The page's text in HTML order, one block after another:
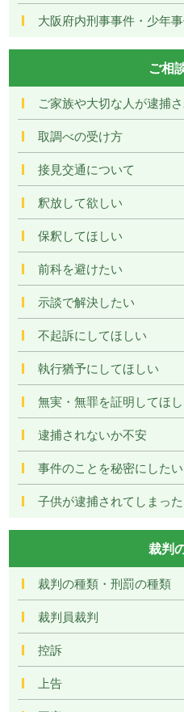
大阪府内刑事事件・少年
ご相
ご家族や大切な人が逮捕
取調べの受け方
接見交通について
釈放して欲しい
保釈してほしい
前科を避けたい
示談で解決したい
不起訴にしてほしい
執行猶予にしてほしい
無実・無罪を証明してほ
逮捕されないか不安
事件のことを秘密にしたい
子供が逮捕されてしまっ
裁判
裁判の種類・刑罰の種類
裁判員裁判
控訴
上告